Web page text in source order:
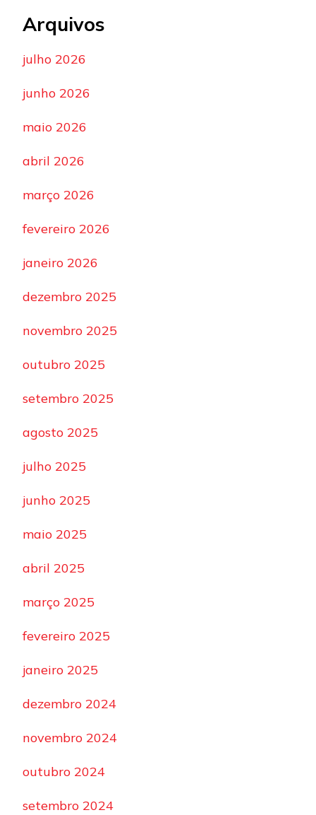
Arquivos
julho 2026
junho 2026
maio 2026
abril 2026
março 2026
fevereiro 2026
janeiro 2026
dezembro 2025
novembro 2025
outubro 2025
setembro 2025
agosto 2025
julho 2025
junho 2025
maio 2025
abril 2025
março 2025
fevereiro 2025
janeiro 2025
dezembro 2024
novembro 2024
outubro 2024
setembro 2024